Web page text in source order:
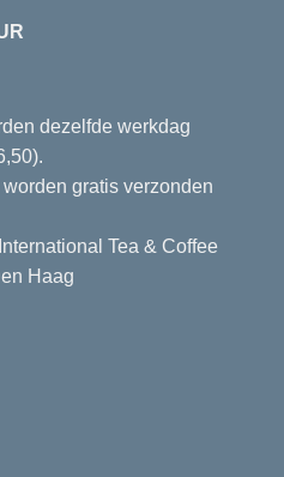
dezelfde werkdag
gratis verzonden
Tea & Coffee
Haag